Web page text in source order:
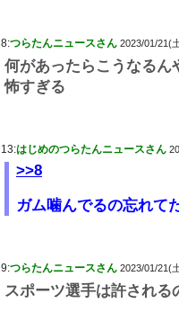
8:つらたんニュースさん 2023/01/21(
何があったらこうなるん
怖すぎる
13:はじめのつらたんニュースさん
>>8
ガム噛んでるの忘れて
9:つらたんニュースさん 2023/01/21(
スポーツ選手は許される